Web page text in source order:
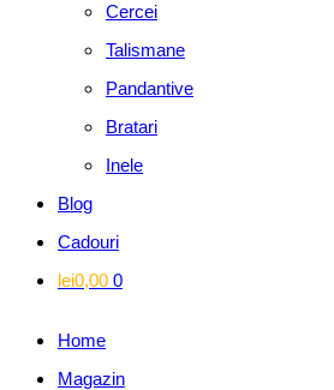
Cercei
Talismane
Pandantive
Bratari
Inele
Blog
Cadouri
lei0,00 0
Home
Magazin